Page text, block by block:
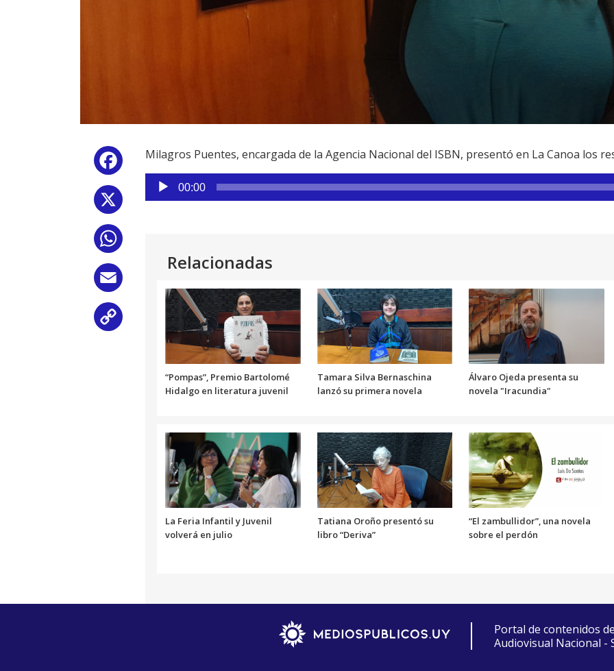
Facebook
Milagros Puentes, encargada de la Agencia Nacional del ISBN, presentó en La Canoa los
Reproductor
de
00:00
Relacionadas
“Pompas”, Premio Bartolomé
Hidalgo en literatura juvenil
Tamara Silva Bernaschina
lanzó su primera novela
Álvaro Ojeda presenta su
novela "Iracundia"
La Feria Infantil y Juvenil
volverá en julio
Tatiana Oroño presentó su
libro “Deriva”
“El zambullidor”, una novela
sobre el perdón
Portal de contenidos
Audiovisual Nacional -